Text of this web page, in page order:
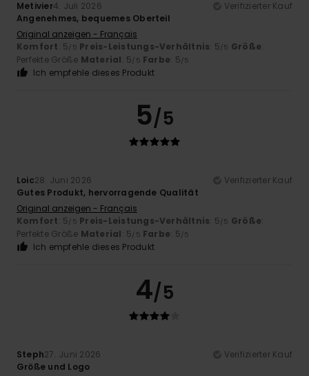
Metivier4. Juli 2026
Verifizierter Kauf
Angenehmes, bequemes Oberteil
Original anzeigen - Français
Komfort: 5/5 Preis-Leistungs-Verhältnis: 5/5 Größe:
Perfekte Größe Material: 5/5 Farbe: 5/5
Ich empfehle dieses Produkt
5/5
Loic28. Juni 2026
Verifizierter Kauf
Gutes Produkt, hervorragende Qualität
Original anzeigen - Français
Komfort: 5/5 Preis-Leistungs-Verhältnis: 5/5 Größe:
Perfekte Größe Material: 5/5 Farbe: 5/5
Ich empfehle dieses Produkt
4/5
Steph27. Juni 2026
Verifizierter Kauf
Größe und Logo